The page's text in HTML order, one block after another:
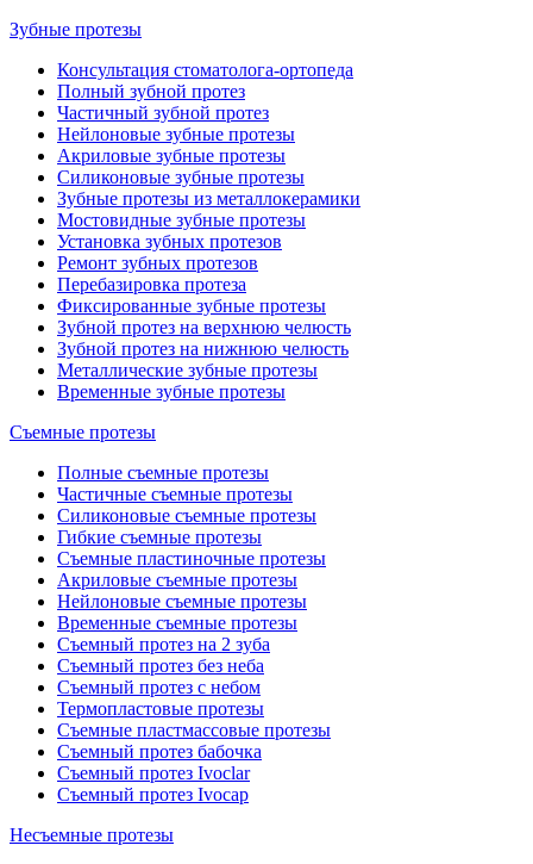
Зубные протезы
Консультация стоматолога-ортопеда
Полный зубной протез
Частичный зубной протез
Нейлоновые зубные протезы
Акриловые зубные протезы
Силиконовые зубные протезы
Зубные протезы из металлокерамики
Мостовидные зубные протезы
Установка зубных протезов
Ремонт зубных протезов
Перебазировка протеза
Фиксированные зубные протезы
Зубной протез на верхнюю челюсть
Зубной протез на нижнюю челюсть
Металлические зубные протезы
Временные зубные протезы
Съемные протезы
Полные съемные протезы
Частичные съемные протезы
Силиконовые съемные протезы
Гибкие съемные протезы
Съемные пластиночные протезы
Акриловые съемные протезы
Нейлоновые съемные протезы
Временные съемные протезы
Съемный протез на 2 зуба
Съемный протез без неба
Съемный протез с небом
Термопластовые протезы
Съемные пластмассовые протезы
Съемный протез бабочка
Съемный протез Ivoclar
Съемный протез Ivocap
Несъемные протезы